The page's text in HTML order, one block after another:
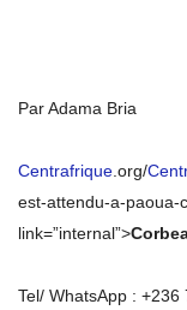
Par Adama Bria
Centrafrique.org/
est-attendu-a-paoua-
link=”internal”>
Tel/ WhatsApp : +236